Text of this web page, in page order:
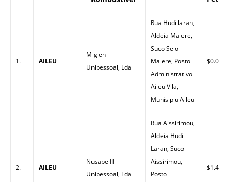
1. AILEU
Miglen
Unipessoal, Lda
Rua Hudi laran,
Aldeia Malere,
Suco Seloi
Malere, Posto
Administrativo
Aileu Vila,
Munisipiu Aileu
$0.00
2. AILEU
Nusabe III
Unipessoal, Lda
Rua Aissirimou,
Aldeia Hudi
Laran, Suco
Aissirimou,
Posto
$1.40